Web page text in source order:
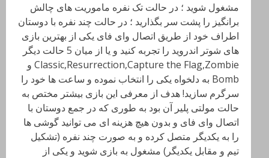
مشغول شوید ؛ در حالت تک نفره ماموریت های چالش
برانگیز را پشت سر بگذارید ؛ در حالت چند نفره با دوستان
اطراف خود از طریق اتصال وای فای یکی از بهترین بازی
های شوتر اندروید را تجربه کنید و یا از میان 5 حالت دیگر
Classic,Resurrection,Capture the Flag,Zombie و
Bomb به دلخواه یکی را انتخاب نموده و ساعت ها خود را
سرگرم سازید! هدف از معرفی این بازی بیشتر مختص به
حالت مولتی پلیر آن بود به طوری که در جمع دوستان با
اتصال وای فای و بدون هیچ هزینه ای می توانید گوشی ها
را به یکدیگر متصل کرده و به صورت چند نفره (تشکیل
تیم و مقابل یکدیگر) مشغول به بازی شوید و یکی از